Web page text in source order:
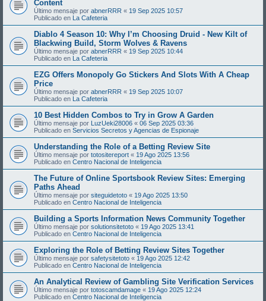
Content
Último mensaje por abnerRRR « 19 Sep 2025 10:57
Publicado en La Cafeteria
Diablo 4 Season 10: Why I’m Choosing Druid - New Kilt of
Blackwing Build, Storm Wolves & Ravens
Último mensaje por abnerRRR « 19 Sep 2025 10:44
Publicado en La Cafeteria
EZG Offers Monopoly Go Stickers And Slots With A Cheap
Price
Último mensaje por abnerRRR « 19 Sep 2025 10:07
Publicado en La Cafeteria
10 Best Hidden Combos to Try in Grow A Garden
Último mensaje por LuzUeki28006 « 06 Sep 2025 03:36
Publicado en Servicios Secretos y Agencias de Espionaje
Understanding the Role of a Betting Review Site
Último mensaje por totositereport « 19 Ago 2025 13:56
Publicado en Centro Nacional de Inteligencia
The Future of Online Sportsbook Review Sites: Emerging
Paths Ahead
Último mensaje por siteguidetoto « 19 Ago 2025 13:50
Publicado en Centro Nacional de Inteligencia
Building a Sports Information News Community Together
Último mensaje por solutionsitetoto « 19 Ago 2025 13:41
Publicado en Centro Nacional de Inteligencia
Exploring the Role of Betting Review Sites Together
Último mensaje por safetysitetoto « 19 Ago 2025 12:42
Publicado en Centro Nacional de Inteligencia
An Analytical Review of Gambling Site Verification Services
Último mensaje por totoscamdamage « 19 Ago 2025 12:24
Publicado en Centro Nacional de Inteligencia